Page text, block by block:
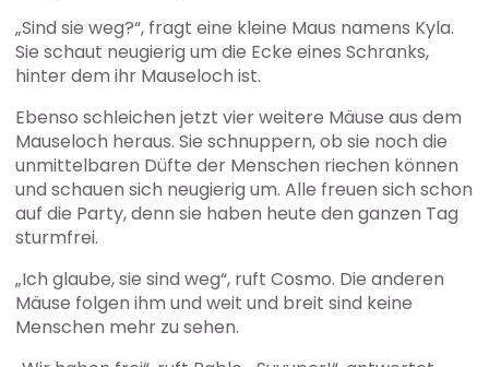
„Sind sie weg?“, fragt eine kleine Maus namens Kyla.
Sie schaut neugierig um die Ecke eines Schranks,
hinter dem ihr Mauseloch ist.
Ebenso schleichen jetzt vier weitere Mäuse aus dem
Mauseloch heraus. Sie schnuppern, ob sie noch die
unmittelbaren Düfte der Menschen riechen können
und schauen sich neugierig um. Alle freuen sich schon
auf die Party, denn sie haben heute den ganzen Tag
sturmfrei.
„Ich glaube, sie sind weg“, ruft Cosmo. Die anderen
Mäuse folgen ihm und weit und breit sind keine
Menschen mehr zu sehen.